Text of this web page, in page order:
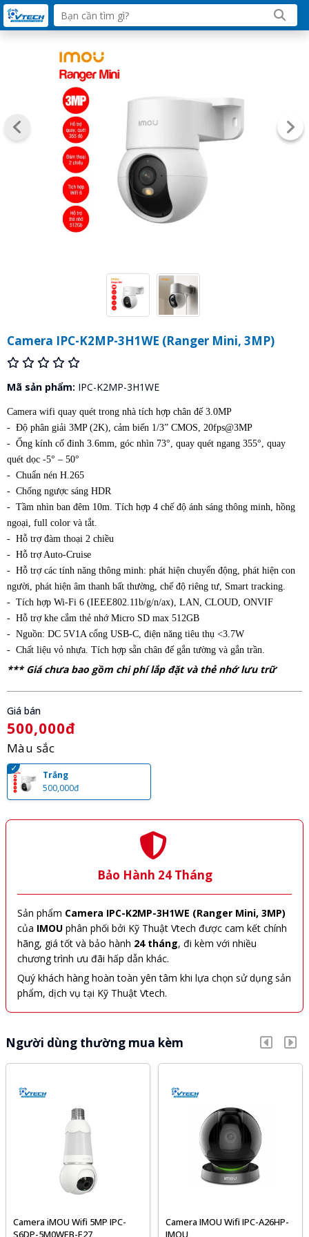
Camera IPC-K2MP-3H1WE (Ranger Mini, 3MP)
Mã sản phẩm: IPC-K2MP-3H1WE
Camera wifi quay quét trong nhà tích hợp chân đế 3.0MP
- Độ phân giải 3MP (2K), cảm biến 1/3” CMOS, 20fps@3MP
- Ống kính cố đinh 3.6mm, góc nhìn 73°, quay quét ngang 355°, quay
quét dọc -5° – 50°
- Chuẩn nén H.265
- Chống ngược sáng HDR
- Tầm nhìn ban đêm 10m. Tích hợp 4 chế độ ánh sáng thông minh, hồng
ngoại, full color và tắt.
- Hỗ trợ đàm thoại 2 chiều
- Hỗ trợ Auto-Cruise
- Hỗ trợ các tính năng thông minh: phát hiện chuyển động, phát hiện con
người, phát hiện âm thanh bất thường, chế độ riêng tư, Smart tracking.
- Tích hợp Wi-Fi 6 (IEEE802.11b/g/n/ax), LAN, CLOUD, ONVIF
- Hỗ trợ khe cắm thẻ nhớ Micro SD max 512GB
- Nguồn: DC 5V1A cổng USB-C, điện năng tiêu thụ <3.7W
- Chất liệu vỏ nhựa. Tích hợp sẵn chân đế gắn tường và gắn trần.
*** Giá chưa bao gồm chi phí lắp đặt và thẻ nhớ lưu trữ
Giá bán
500,000đ
Màu sắc
Trắng
500,000đ
Bảo Hành 24 Tháng
Sản phẩm Camera IPC-K2MP-3H1WE (Ranger Mini, 3MP)
của IMOU phân phối bởi Kỹ Thuật Vtech được cam kết chính
hãng, giá tốt và bảo hành 24 tháng, đi kèm với nhiều
chương trình ưu đãi hấp dẫn khác.
Quý khách hàng hoàn toàn yên tâm khi lựa chọn sử dụng sản
phẩm, dịch vụ tại Kỹ Thuật Vtech.
Người dùng thường mua kèm
Camera iMOU Wifi 5MP IPC-
S6DP-5M0WEB-E27
Camera IMOU Wifi IPC-A26HP-
IMOU